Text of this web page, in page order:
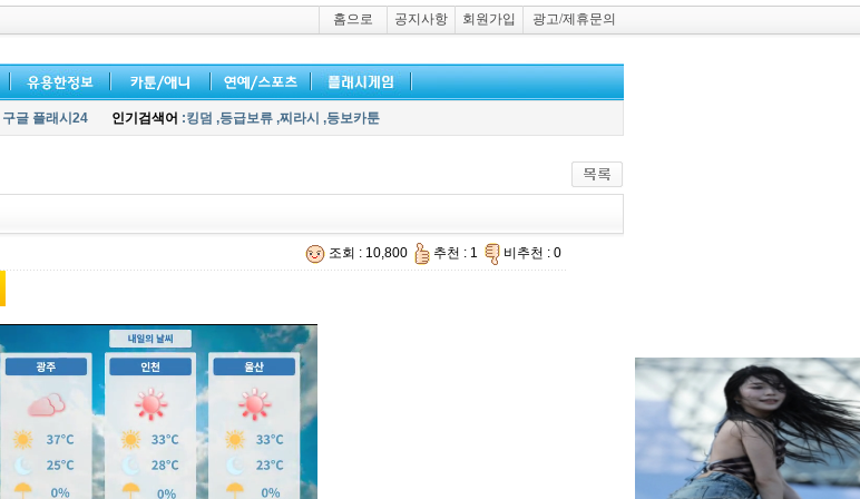
홈으로 공지사항 회원가입 광고/제휴문의
구글 플래시24 인기검색어 :킹덤 ,등급보류 ,찌라시 ,등보카툰
조회 : 10,800 추천 : 1 비추천 : 0